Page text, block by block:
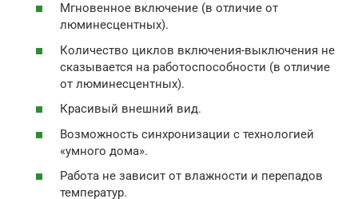
Мгновенное включение (в отличие от
люминесцентных).
Количество циклов включения-выключения не
сказывается на работоспособности (в отличие
от люминесцентных).
Красивый внешний вид.
Возможность синхронизации с технологией
«умного дома».
Работа не зависит от влажности и перепадов
температур.